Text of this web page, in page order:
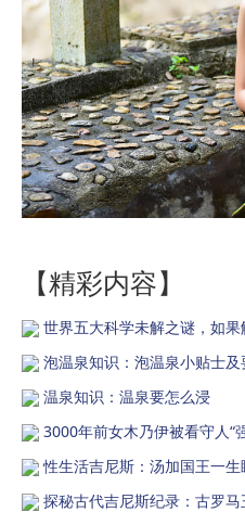
【精彩内容】
世界五大科学未解之谜，如
泡温泉知识：泡温泉小贴士
温泉知识：温泉要怎么浸
3000年前女木乃伊被看守人“
性生活吉尼斯：汤加国王一
探秘古代吉尼斯纪录：古罗